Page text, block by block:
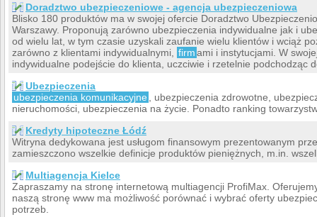
Doradztwo ubezpieczeniowe - agencja ubezpieczeniowa
Blisko 180 produktów ma w swojej ofercie Doradztwo
Warszawy. Proponują zarówno ubezpieczenia indywidualne jak i
od wielu lat, w tym czasie uzyskali zaufanie wielu klientów i wciąż
zarówno z klientami indywidualnymi,
firmami i instytucjami. W
indywidualne podejście do klienta, uczciwie i rzetelnie podchodząc
Ubezpieczenia
ubezpieczenia komunikacyjne
, ubezpieczenia zdrowotne,
nieruchomości, ubezpieczenia na życie. Ponadto ranking
Kredyty hipoteczne Łódź
Witryna dedykowana jest usługom finansowym prezentowanym
zamieszczono wszelkie definicje produktów pieniężnych, m.in.
Multiagencja Kielce
Zapraszamy na stronę internetową multiagencji ProfiMax.
naszą stronę www ma możliwość porównać i wybrać oferty
potrzeb.